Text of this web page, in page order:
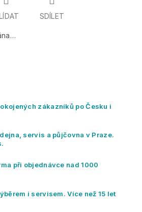
SDÍLET
zákazníků po Česku i
servis a půjčovna v Praze.
při objednávce nad 1000
i servisem. Více než 15 let